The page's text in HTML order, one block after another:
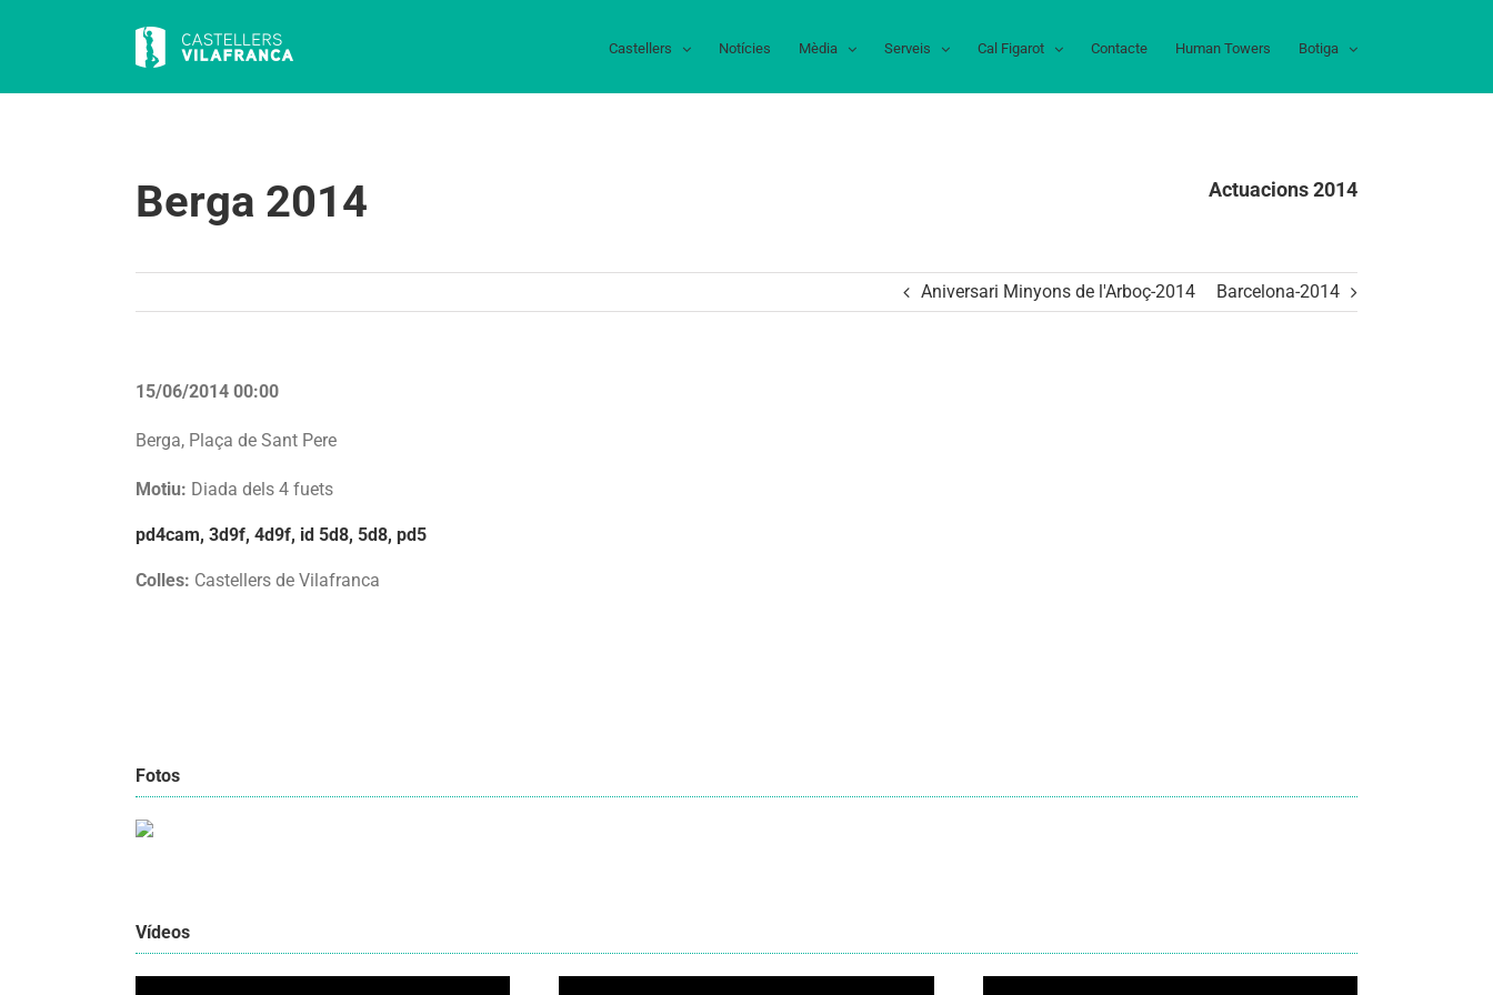
Castellers Notícies Mèdia Serveis Cal Figarot Contacte Human Towers Botiga
Berga 2014 Actuacions 2014
Aniversari Minyons de l'Arboç-2014 Barcelona-2014
15/06/2014 00:00
Berga, Plaça de Sant Pere
Motiu: Diada dels 4 fuets
pd4cam, 3d9f, 4d9f, id 5d8, 5d8, pd5
Colles: Castellers de Vilafranca
Fotos
Vídeos